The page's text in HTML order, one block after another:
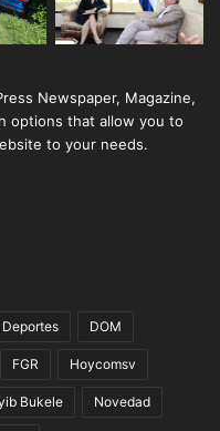
Newspaper, Magazine,
options that allow you to
to your needs.
Deportes DOM
FGR Hoycomsv
Bukele Novedad